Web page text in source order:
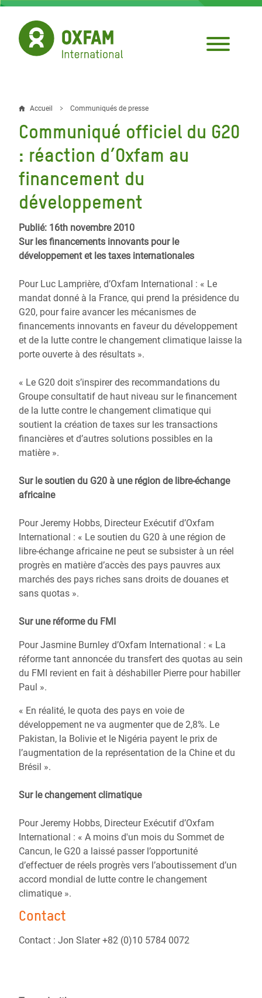
Aller
contenu
principal
Fil
d'Ariane
Accueil Communiqués de presse
Communiqué officiel du G20
: réaction d’Oxfam au
financement du
développement
Publié: 16th novembre 2010
Sur les financements innovants pour le
développement et les taxes internationales
Pour Luc Lamprière, d’Oxfam International : « Le
mandat donné à la France, qui prend la présidence du
G20, pour faire avancer les mécanismes de
financements innovants en faveur du développement
et de la lutte contre le changement climatique laisse la
porte ouverte à des résultats ».
« Le G20 doit s’inspirer des recommandations du
Groupe consultatif de haut niveau sur le financement
de la lutte contre le changement climatique qui
soutient la création de taxes sur les transactions
financières et d’autres solutions possibles en la
matière ».
Sur le soutien du G20 à une région de libre-échange
africaine
Pour Jeremy Hobbs, Directeur Exécutif d’Oxfam
International : « Le soutien du G20 à une région de
libre-échange africaine ne peut se subsister à un réel
progrès en matière d’accès des pays pauvres aux
marchés des pays riches sans droits de douanes et
sans quotas ».
Sur une réforme du FMI
Pour Jasmine Burnley d’Oxfam International : « La
réforme tant annoncée du transfert des quotas au sein
du FMI revient en fait à déshabiller Pierre pour habiller
Paul ».
« En réalité, le quota des pays en voie de
développement ne va augmenter que de 2,8%. Le
Pakistan, la Bolivie et le Nigéria payent le prix de
l’augmentation de la représentation de la Chine et du
Brésil ».
Sur le changement climatique
Pour Jeremy Hobbs, Directeur Exécutif d’Oxfam
International : « A moins d'un mois du Sommet de
Cancun, le G20 a laissé passer l’opportunité
d’effectuer de réels progrès vers l’aboutissement d’un
accord mondial de lutte contre le changement
climatique ».
Contact
Contact : Jon Slater +82 (0)10 5784 0072